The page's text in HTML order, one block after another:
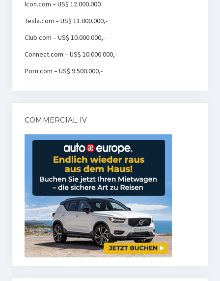
Icon.com – US$ 12.000.000
Tesla.com – US$ 11.000.000,-
Club.com – US$ 10.000.000,-
Connect.com – US$ 10.000.000,-
Porn.com – US$ 9.500.000,-
COMMERCIAL IV